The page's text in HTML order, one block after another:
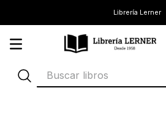
Librería Lerner
Buscar libros